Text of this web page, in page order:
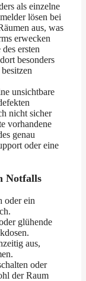
als einzelne
lösen bei
aus, was
erwecken
ersten
besonders
unsichtbare
nicht sicher
vorhandene
genau
oder eine
Notfalls
oder ein
glühende
aus,
oder
der Raum